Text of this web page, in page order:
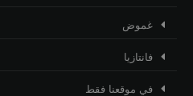
غموض
فانتازيا
في موقعنا فقط